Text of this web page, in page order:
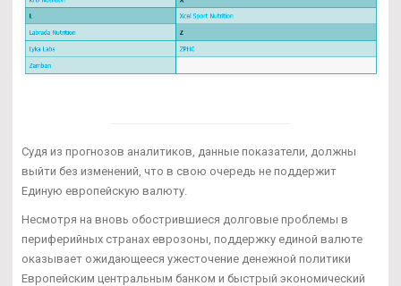
Судя из прогнозов аналитиков, данные показатели, должны
выйти без изменений, что в свою очередь не поддержит
Единую европейскую валюту.
Несмотря на вновь обострившиеся долговые проблемы в
периферийных странах еврозоны, поддержку единой валюте
оказывает ожидающееся ужесточение денежной политики
Европейским центральным банком и быстрый экономический